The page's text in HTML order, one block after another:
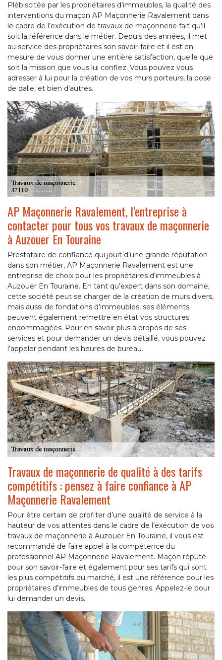
Plébiscitée par les propriétaires d’immeubles, la qualité des
interventions du maçon AP Maçonnerie Ravalement dans
le cadre de l’exécution de travaux de maçonnerie fait qu’il
soit la référence dans le métier. Depuis des années, il met
au service des propriétaires son savoir-faire et il est en
mesure de vous donner une entière satisfaction, quelle que
soit la mission que vous lui confiez. Vous pouvez vous
adresser à lui pour la création de vos murs porteurs, la pose
de dalle, et bien d’autres.
AP Maçonnerie Ravalement, l’entreprise à
contacter pour tous vos travaux de maçonnerie
à Auzouer En Touraine
Prestataire de confiance qui jouit d’une grande réputation
dans son métier, AP Maçonnerie Ravalement est une
entreprise de choix pour les propriétaires d’immeubles à
Auzouer En Touraine. En tant qu’expert dans son domaine,
cette société peut se charger de la création de murs divers,
mais aussi de fondations d’immeubles, ses éléments
peuvent également remettre en état vos structures
endommagées. Pour en savoir plus à propos de ses
services et pour demander un devis détaillé, vous pouvez
l’appeler pendant les heures de bureau.
Travaux de maçonnerie de qualité à des tarifs
compétitifs : pensez à faire confiance à AP
Maçonnerie Ravalement
Pour être certain de profiter d’une qualité de service à la
hauteur de vos attentes dans le cadre de l’exécution de vos
travaux de maçonnerie à Auzouer En Touraine, il vous est
recommandé de faire appel à la compétence du
professionnel AP Maçonnerie Ravalement. Maçon réputé
pour son savoir-faire et également pour ses tarifs qui sont
les plus compétitifs du marché, il est une référence pour les
propriétaires d’immeubles de tous genres. Appelez-le pour
lui demander un devis.